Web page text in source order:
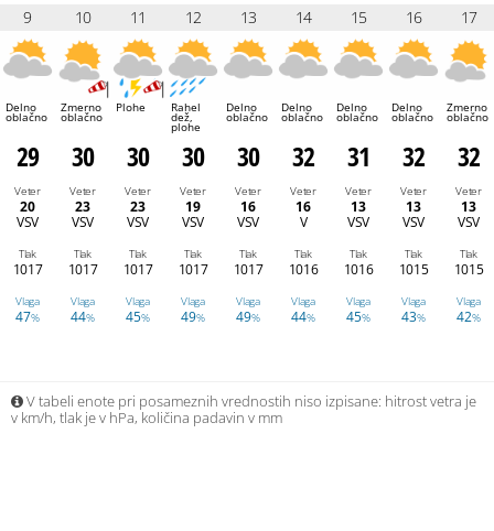
9 10 11 12 13 14 15 16 17
Delno
oblačno
Zmerno
oblačno
Plohe Rahel
dež,
plohe
Delno
oblačno
Delno
oblačno
Delno
oblačno
Delno
oblačno
Zmerno
oblačno
29 30 30 30 30 32 31 32 32
Veter
20
VSV
Veter
23
VSV
Veter
23
VSV
Veter
19
VSV
Veter
16
VSV
Veter
16
V
Veter
13
VSV
Veter
13
VSV
Veter
13
VSV
Tlak
1017
Tlak
1017
Tlak
1017
Tlak
1017
Tlak
1017
Tlak
1016
Tlak
1016
Tlak
1015
Tlak
1015
Vlaga
47%
Vlaga
44%
Vlaga
45%
Vlaga
49%
Vlaga
49%
Vlaga
44%
Vlaga
45%
Vlaga
43%
Vlaga
42%
V tabeli enote pri posameznih vrednostih niso izpisane: hitrost vetra je
v km/h, tlak je v hPa, količina padavin v mm